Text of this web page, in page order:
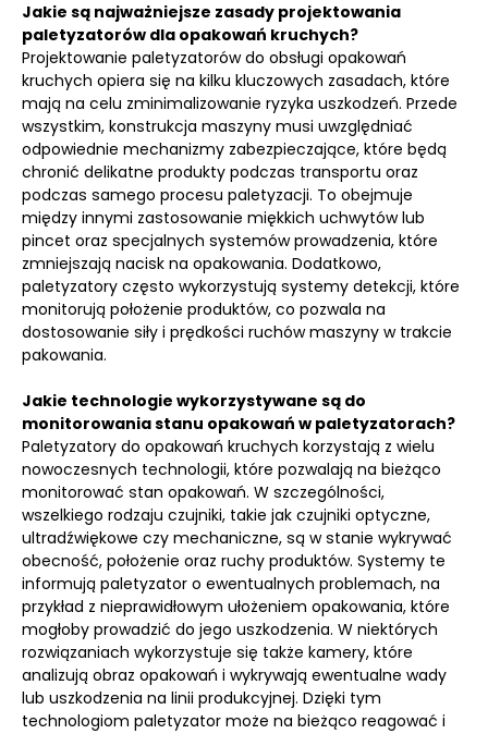
Jakie są najważniejsze zasady projektowania
paletyzatorów dla opakowań kruchych?
Projektowanie paletyzatorów do obsługi opakowań
kruchych opiera się na kilku kluczowych zasadach, które
mają na celu zminimalizowanie ryzyka uszkodzeń. Przede
wszystkim, konstrukcja maszyny musi uwzględniać
odpowiednie mechanizmy zabezpieczające, które będą
chronić delikatne produkty podczas transportu oraz
podczas samego procesu paletyzacji. To obejmuje
między innymi zastosowanie miękkich uchwytów lub
pincet oraz specjalnych systemów prowadzenia, które
zmniejszają nacisk na opakowania. Dodatkowo,
paletyzatory często wykorzystują systemy detekcji, które
monitorują położenie produktów, co pozwala na
dostosowanie siły i prędkości ruchów maszyny w trakcie
pakowania.
Jakie technologie wykorzystywane są do
monitorowania stanu opakowań w paletyzatorach?
Paletyzatory do opakowań kruchych korzystają z wielu
nowoczesnych technologii, które pozwalają na bieżąco
monitorować stan opakowań. W szczególności,
wszelkiego rodzaju czujniki, takie jak czujniki optyczne,
ultradźwiękowe czy mechaniczne, są w stanie wykrywać
obecność, położenie oraz ruchy produktów. Systemy te
informują paletyzator o ewentualnych problemach, na
przykład z nieprawidłowym ułożeniem opakowania, które
mogłoby prowadzić do jego uszkodzenia. W niektórych
rozwiązaniach wykorzystuje się także kamery, które
analizują obraz opakowań i wykrywają ewentualne wady
lub uszkodzenia na linii produkcyjnej. Dzięki tym
technologiom paletyzator może na bieżąco reagować i